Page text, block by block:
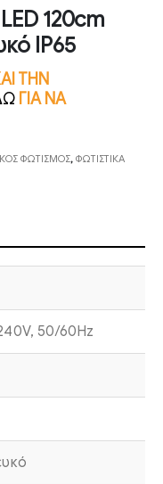
120cm
IP65
ΤΗΝ
ΓΙΑ ΝΑ
ΦΩΤΙΣΜΟΣ, ΦΩΤΙΣΤΙΚΑ
50/60Hz